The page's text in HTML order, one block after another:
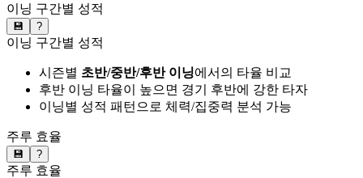
이닝 구간별 성적
💾 ?
이닝 구간별 성적
시즌별 초반/중반/후반 이닝에서의 타율 비교
후반 이닝 타율이 높으면 경기 후반에 강한 타자
이닝별 성적 패턴으로 체력/집중력 분석 가능
주루 효율
💾 ?
주루 효율